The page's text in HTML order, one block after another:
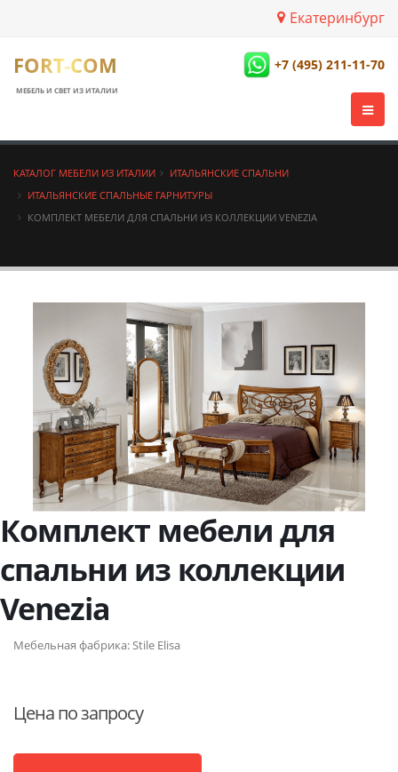
Екатеринбург
FORT-COM
МЕБЕЛЬ И СВЕТ ИЗ ИТАЛИИ
+7 (495) 211-11-70
КАТАЛОГ МЕБЕЛИ ИЗ ИТАЛИИ
ИТАЛЬЯНСКИЕ СПАЛЬНИ
ИТАЛЬЯНСКИЕ СПАЛЬНЫЕ ГАРНИТУРЫ
КОМПЛЕКТ МЕБЕЛИ ДЛЯ СПАЛЬНИ ИЗ КОЛЛЕКЦИИ VENEZIA
Комплект мебели для
спальни из коллекции
Venezia
Мебельная фабрика:Stile Elisa
Цена по запросу